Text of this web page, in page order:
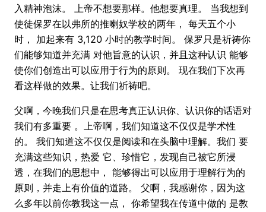
入精神泡沫。 上帝不想要那样。他想要真理。 当我想到
使徒保罗在以弗所的推喇奴学校的两年， 每天五个小
时， 加起来有 3,120 小时的教学时间。 保罗只是祈祷你
们能够知道并充满 对他旨意的认识，并且这种认识 能够
使你们创造出可以应用于行为的原则。 现在我们下次再
看这样做的效果。让我们祈祷吧。
父啊，今晚我们只是在思考真正认识你、认识你的话语对
我们有多重要 。上帝啊，我们知道这不仅仅是学术性
的。 我们知道这不仅仅是阅读和在头脑中理解。我们 要
充满这些知识，热爱 它、珍惜它，发现自己被它所浸
透，在我们的思想中， 能够得出可以应用于理解行为的
原则，并走上有价值的道路。 父啊，我感谢你，因为这
么多年以前你教我这一点， 你希望我在传道中做的 是教